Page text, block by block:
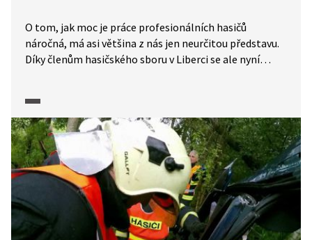
O tom, jak moc je práce profesionálních hasičů
náročná, má asi většina z nás jen neurčitou představu.
Díky členům hasičského sboru v Liberci se ale nyní
i konkrétní zásahy. Jan Kučera se dočkal a nastupuje
do základního výcvikového kurzu, aby se mohl stát
právoplatným hasičem. Nová tisková mluvčí se
seznamuje s kompletní hasičskou výstrojí, především
s vybavením hasičského auta.